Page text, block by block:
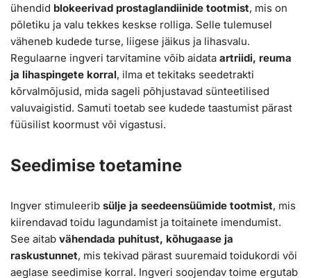
ühendid blokeerivad prostaglandiinide tootmist, mis on
põletiku ja valu tekkes keskse rolliga. Selle tulemusel
väheneb kudede turse, liigese jäikus ja lihasvalu.
Regulaarne ingveri tarvitamine võib aidata artriidi, reuma
ja lihaspingete korral, ilma et tekitaks seedetrakti
kõrvalmõjusid, mida sageli põhjustavad sünteetilised
valuvaigistid. Samuti toetab see kudede taastumist pärast
füüsilist koormust või vigastusi.
Seedimise toetamine
Ingver stimuleerib sülje ja seedeensüümide tootmist, mis
kiirendavad toidu lagundamist ja toitainete imendumist.
See aitab vähendada puhitust, kõhugaase ja
raskustunnet, mis tekivad pärast suuremaid toidukordi või
aeglase seedimise korral. Ingveri soojendav toime ergutab